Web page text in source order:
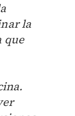
la
que